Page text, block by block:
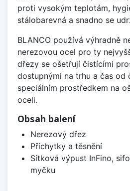
proti vysokým teplotám,
stálobarevná a snadno se
BLANCO používá výhradně
nerezovou ocel pro ty
dřezy se ošetřují čistícími
dostupnými na trhu a čas od
speciálním prostředkem na
oceli.
Obsah balení
Nerezový dřez
Příchytky a těsnění
Sítková výpust InFino,
myčku